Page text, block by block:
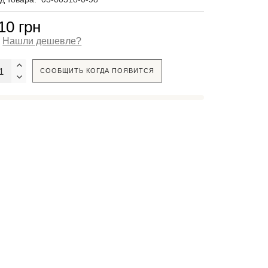
грн
Нашли дешевле?
СООБЩИТЬ КОГДА ПОЯВИТСЯ